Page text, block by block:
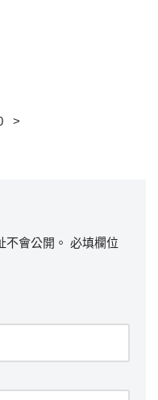
>
不會公開。 必填欄位